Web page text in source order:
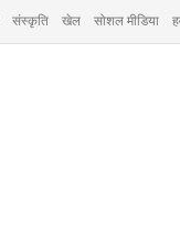
संस्कृति खेल सोशल मीडिया